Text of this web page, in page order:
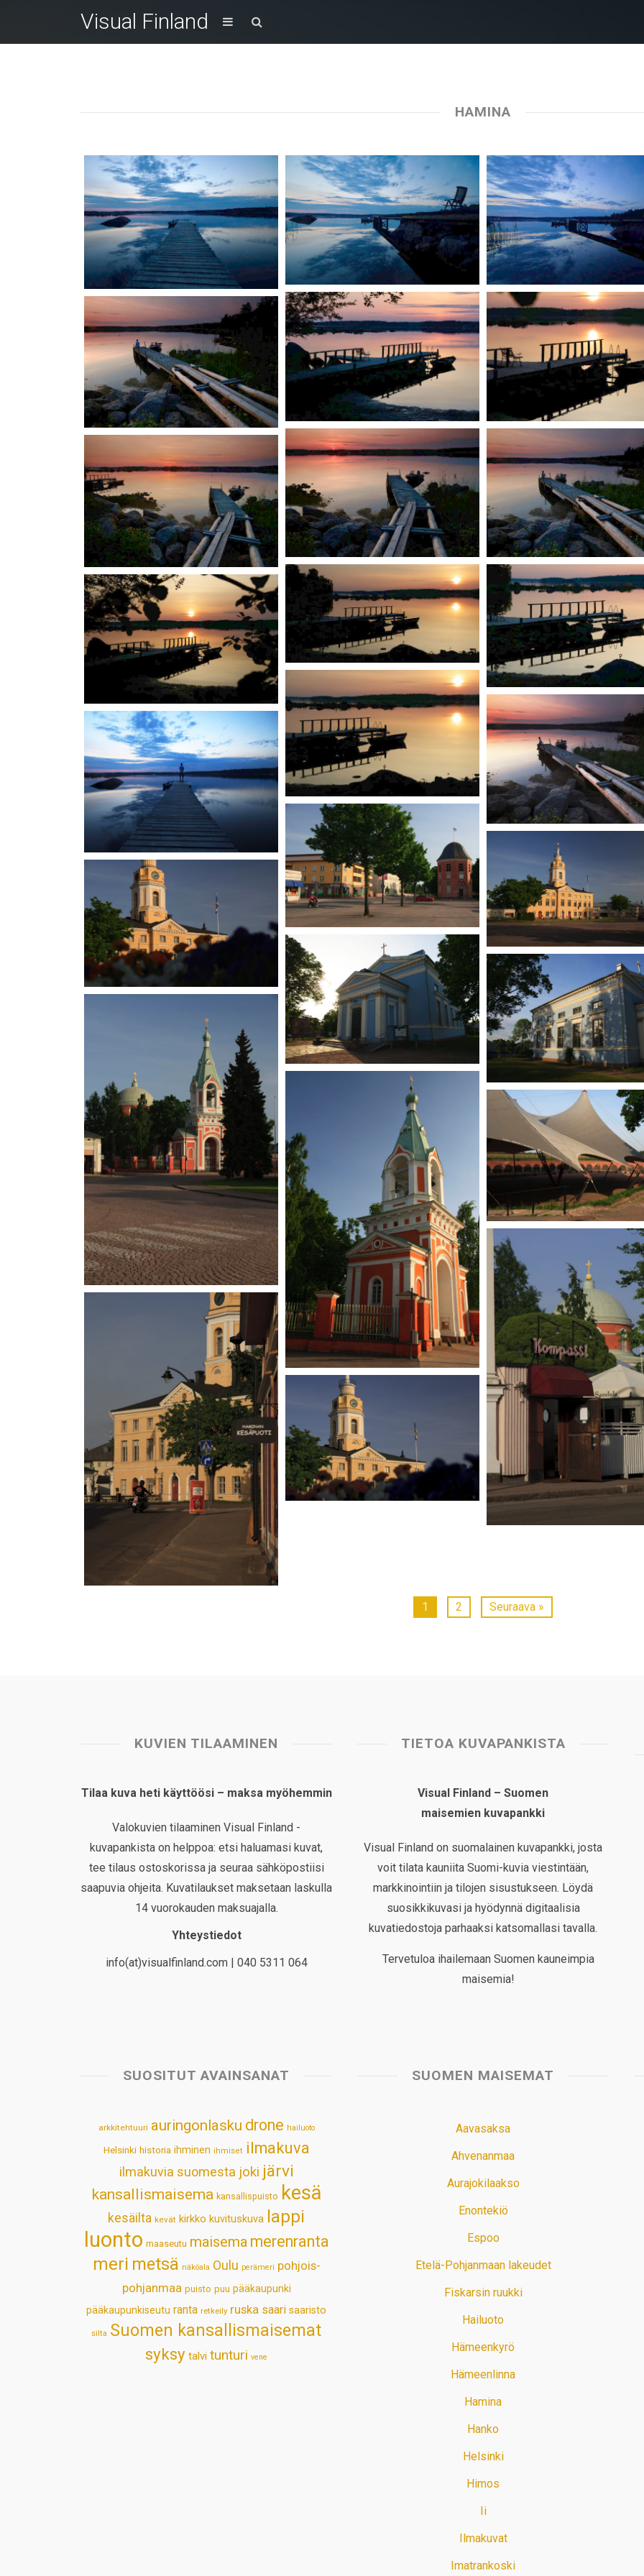
Visual Finland
HAMINA
1 2 Seuraava »
KUVIEN TILAAMINEN
Tilaa kuva heti käyttöösi – maksa myöhemmin
Valokuvien tilaaminen Visual Finland -
kuvapankista on helppoa: etsi haluamasi kuvat,
tee tilaus ostoskorissa ja seuraa sähköpostiisi
saapuvia ohjeita. Kuvatilaukset maksetaan laskulla
14 vuorokauden maksuajalla.
Yhteystiedot
info(at)visualfinland.com | 040 5311 064
TIETOA KUVAPANKISTA
Visual Finland – Suomen
maisemien kuvapankki
Visual Finland on suomalainen kuvapankki, josta
voit tilata kauniita Suomi-kuvia viestintään,
markkinointiin ja tilojen sisustukseen. Löydä
suosikkikuvasi ja hyödynnä digitaalisia
kuvatiedostoja parhaaksi katsomallasi tavalla.
Tervetuloa ihailemaan Suomen kauneimpia
maisemia!
SUOSITUT AVAINSANAT
arkkitehtuuri auringonlasku drone hailuoto
Helsinki historia ihminen ihmiset ilmakuva
ilmakuvia suomesta joki järvi
kansallismaisema kansallispuisto kesä
kesäilta kevät kirkko kuvituskuva lappi
luonto maaseutu maisema merenranta
meri metsä näköala Oulu perämeri pohjois-
pohjanmaa puisto puu pääkaupunki
pääkaupunkiseutu ranta retkeily ruska saari saaristo
silta Suomen kansallismaisemat
syksy talvi tunturi vene
SUOMEN MAISEMAT
Aavasaksa
Ahvenanmaa
Aurajokilaakso
Enontekiö
Espoo
Etelä-Pohjanmaan lakeudet
Fiskarsin ruukki
Hailuoto
Hämeenkyrö
Hämeenlinna
Hamina
Hanko
Helsinki
Himos
Ii
Ilmakuvat
Imatrankoski